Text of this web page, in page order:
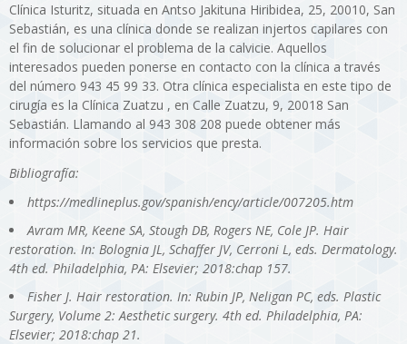
Clínica Isturitz, situada en Antso Jakituna Hiribidea, 25, 20010, San
Sebastián, es una clínica donde se realizan injertos capilares con
el fin de solucionar el problema de la calvicie. Aquellos
interesados pueden ponerse en contacto con la clínica a través
del número 943 45 99 33. Otra clínica especialista en este tipo de
cirugía es la Clínica Zuatzu , en Calle Zuatzu, 9, 20018 San
Sebastián. Llamando al 943 308 208 puede obtener más
información sobre los servicios que presta.
Bibliografía:
https://medlineplus.gov/spanish/ency/article/007205.htm
Avram MR, Keene SA, Stough DB, Rogers NE, Cole JP. Hair
restoration. In: Bolognia JL, Schaffer JV, Cerroni L, eds. Dermatology.
4th ed. Philadelphia, PA: Elsevier; 2018:chap 157.
Fisher J. Hair restoration. In: Rubin JP, Neligan PC, eds. Plastic
Surgery, Volume 2: Aesthetic surgery. 4th ed. Philadelphia, PA:
Elsevier; 2018:chap 21.